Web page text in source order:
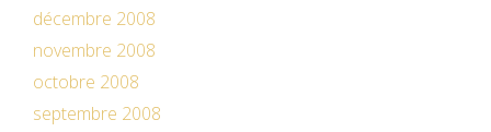
décembre 2008
novembre 2008
octobre 2008
septembre 2008